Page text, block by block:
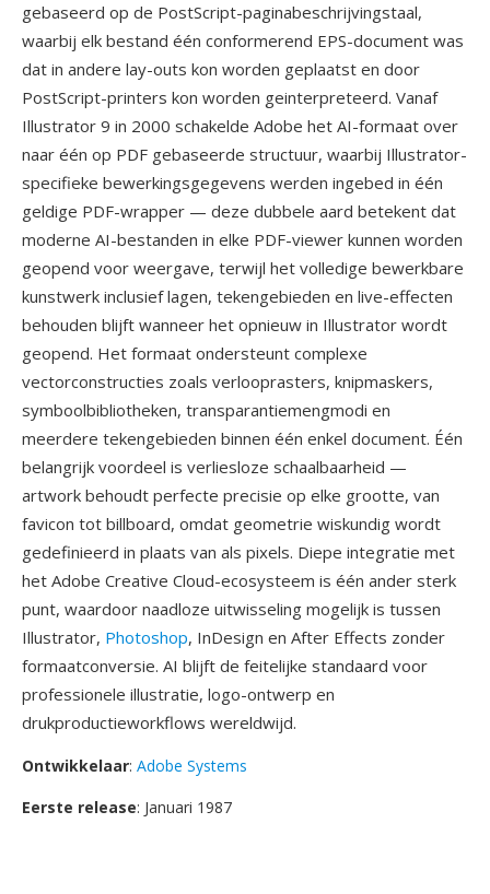
gebaseerd op de PostScript-paginabeschrijvingstaal,
waarbij elk bestand één conformerend EPS-document was
dat in andere lay-outs kon worden geplaatst en door
PostScript-printers kon worden geinterpreteerd. Vanaf
Illustrator 9 in 2000 schakelde Adobe het AI-formaat over
naar één op PDF gebaseerde structuur, waarbij Illustrator-
specifieke bewerkingsgegevens werden ingebed in één
geldige PDF-wrapper — deze dubbele aard betekent dat
moderne AI-bestanden in elke PDF-viewer kunnen worden
geopend voor weergave, terwijl het volledige bewerkbare
kunstwerk inclusief lagen, tekengebieden en live-effecten
behouden blijft wanneer het opnieuw in Illustrator wordt
geopend. Het formaat ondersteunt complexe
vectorconstructies zoals verlooprasters, knipmaskers,
symboolbibliotheken, transparantiemengmodi en
meerdere tekengebieden binnen één enkel document. Één
belangrijk voordeel is verliesloze schaalbaarheid —
artwork behoudt perfecte precisie op elke grootte, van
favicon tot billboard, omdat geometrie wiskundig wordt
gedefinieerd in plaats van als pixels. Diepe integratie met
het Adobe Creative Cloud-ecosysteem is één ander sterk
punt, waardoor naadloze uitwisseling mogelijk is tussen
Illustrator, Photoshop, InDesign en After Effects zonder
formaatconversie. AI blijft de feitelijke standaard voor
professionele illustratie, logo-ontwerp en
drukproductieworkflows wereldwijd.
Ontwikkelaar: Adobe Systems
Eerste release: Januari 1987